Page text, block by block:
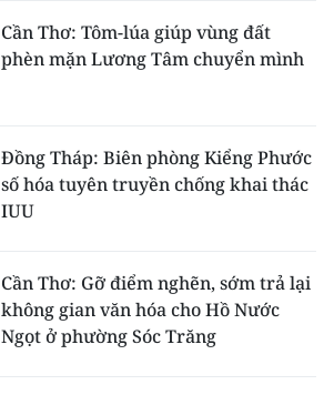
Cần Thơ: Tôm-lúa giúp vùng đất
phèn mặn Lương Tâm chuyển mình
Đồng Tháp: Biên phòng Kiểng Phước
số hóa tuyên truyền chống khai thác
IUU
Cần Thơ: Gỡ điểm nghẽn, sớm trả lại
không gian văn hóa cho Hồ Nước
Ngọt ở phường Sóc Trăng